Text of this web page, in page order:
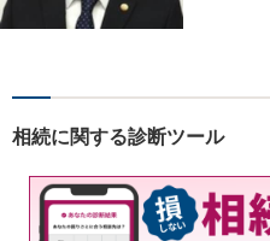
相続に関する診断ツール